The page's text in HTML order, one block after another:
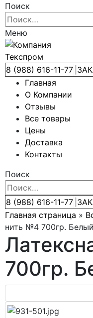
Поиск
Меню
8 (988) 616-11-77
Главная
О Компании
Отзывы
Все товары
Цены
Доставка
Контакты
Поиск
8 (988) 616-11-77
Главная страница »
нить №4 700гр. Белый
700гр.